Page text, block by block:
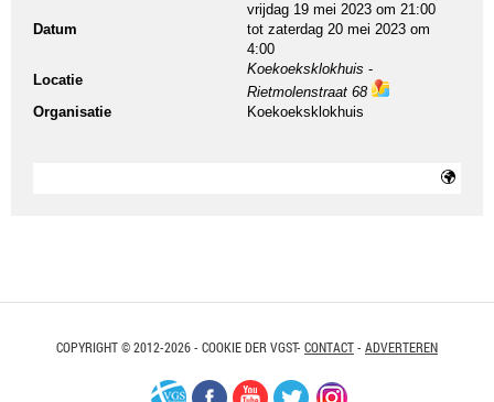
Datum
vrijdag 19 mei 2023 om 21:00
tot zaterdag 20 mei 2023 om
4:00
Locatie
Koekoeksklokhuis -
Rietmolenstraat 68
Organisatie Koekoeksklokhuis
COPYRIGHT © 2012-2026 - COOKIE DER VGST- CONTACT- ADVERTEREN